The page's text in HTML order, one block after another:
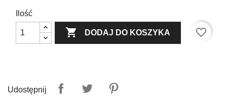
Ilość
 DODAJ DO KOSZYKA favorite_border
Udostępnij